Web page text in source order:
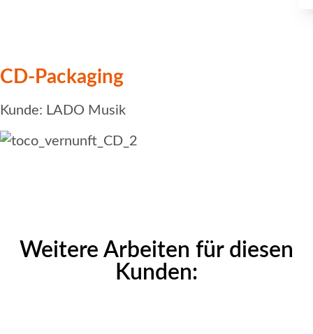
CD-Packaging
Kunde: LADO Musik
Weitere Arbeiten für diesen
Kunden: